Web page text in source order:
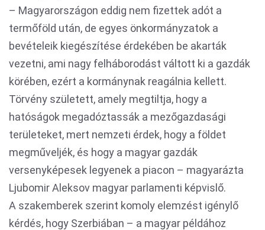
– Magyarországon eddig nem fizettek adót a
termőföld után, de egyes önkormányzatok a
bevételeik kiegészítése érdekében be akarták
vezetni, ami nagy felháborodást váltott ki a gazdák
körében, ezért a kormánynak reagálnia kellett.
Törvény született, amely megtiltja, hogy a
hatóságok megadóztassák a mezőgazdasági
területeket, mert nemzeti érdek, hogy a földet
megműveljék, és hogy a magyar gazdák
versenyképesek legyenek a piacon – magyarázta
Ljubomir Aleksov magyar parlamenti képvislő.
A szakemberek szerint komoly elemzést igénylő
kérdés, hogy Szerbiában – a magyar példához